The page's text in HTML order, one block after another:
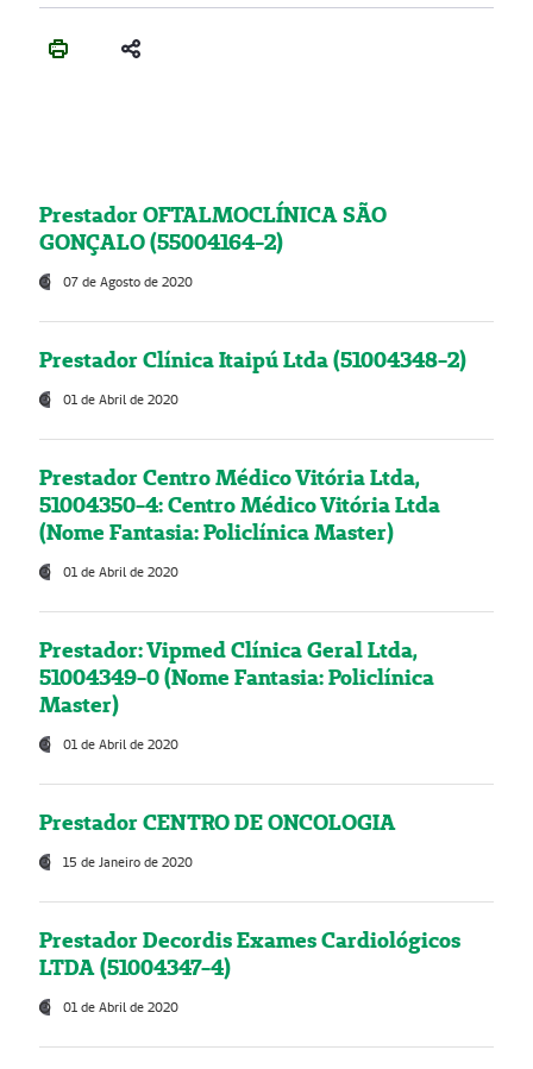
Prestador OFTALMOCLÍNICA SÃO
GONÇALO (55004164-2)
07 de Agosto de 2020
Prestador Clínica Itaipú Ltda (51004348-2)
01 de Abril de 2020
Prestador Centro Médico Vitória Ltda,
51004350-4: Centro Médico Vitória Ltda
(Nome Fantasia: Policlínica Master)
01 de Abril de 2020
Prestador: Vipmed Clínica Geral Ltda,
51004349-0 (Nome Fantasia: Policlínica
Master)
01 de Abril de 2020
Prestador CENTRO DE ONCOLOGIA
15 de Janeiro de 2020
Prestador Decordis Exames Cardiológicos
LTDA (51004347-4)
01 de Abril de 2020